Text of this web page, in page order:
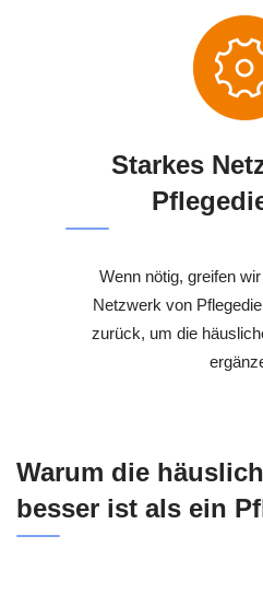
Starkes
Wenn nötig, greifen
Netzwerk von
zurück, um die
Warum die
besser ist als ein